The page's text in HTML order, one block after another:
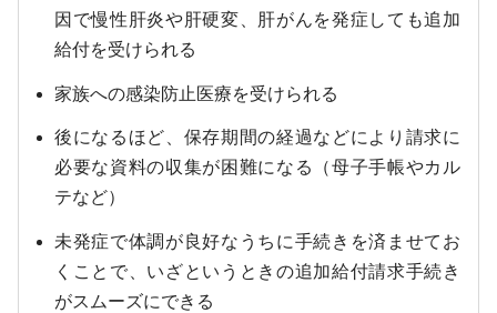
因で慢性肝炎や肝硬変、肝がんを発症しても追加
給付を受けられる
家族への感染防止医療を受けられる
後になるほど、保存期間の経過などにより請求に
必要な資料の収集が困難になる（母子手帳やカル
テなど）
未発症で体調が良好なうちに手続きを済ませてお
くことで、いざというときの追加給付請求手続き
がスムーズにできる